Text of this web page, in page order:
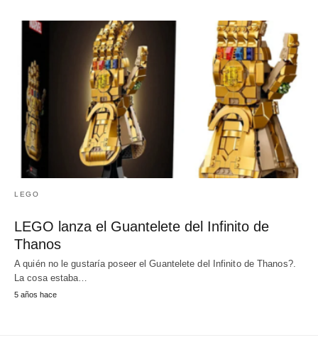
LEGO
LEGO lanza el Guantelete del Infinito de
Thanos
A quién no le gustaría poseer el Guantelete del Infinito de Thanos?.
La cosa estaba…
5 años hace